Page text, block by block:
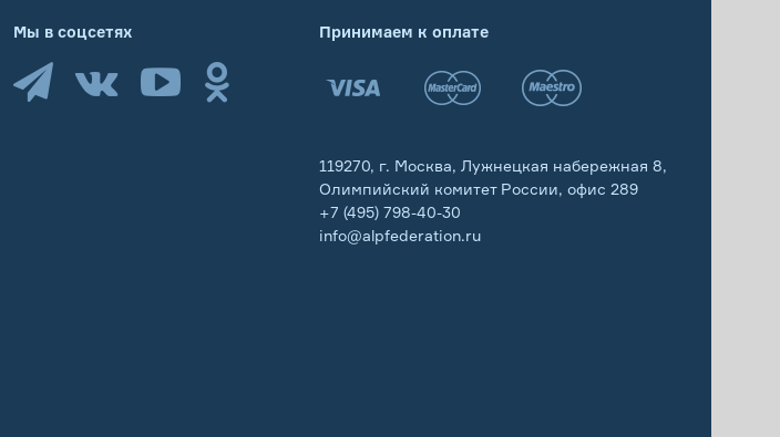
Принимаем к оплате
119270, г. Москва, Лужнецкая набережная 8,
Олимпийский комитет России, офис 289
+7 (495) 798-40-30
info@alpfederation.ru
Мы в соцсетях